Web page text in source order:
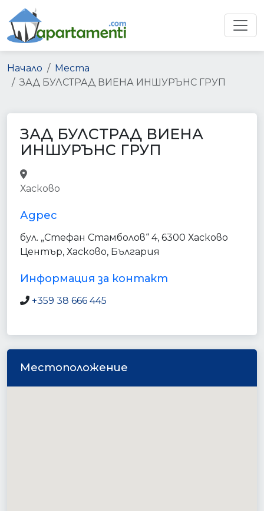
Начало
Места
ЗАД БУЛСТРАД ВИЕНА ИНШУРЪНС ГРУП
ЗАД БУЛСТРАД ВИЕНА
ИНШУРЪНС ГРУП
Хасково
Адрес
бул. „Стефан Стамболов“ 4, 6300 Хасково
Център, Хасково, България
Информация за контакт
+359 38 666 445
Местоположение